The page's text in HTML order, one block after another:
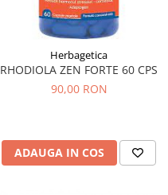
Herbagetica
RHODIOLA ZEN FORTE 60 CPS
90,00 RON
ADAUGA IN COS